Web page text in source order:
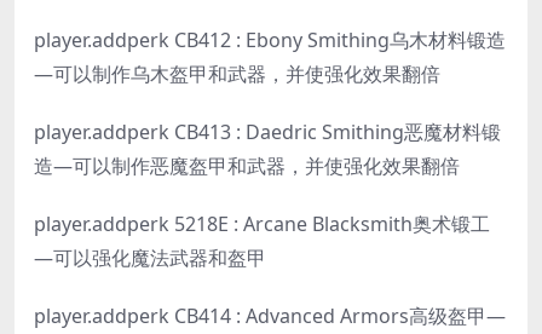
player.addperk CB412 : Ebony Smithing乌木材料锻造
—可以制作乌木盔甲和武器，并使强化效果翻倍
player.addperk CB413 : Daedric Smithing恶魔材料锻
造—可以制作恶魔盔甲和武器，并使强化效果翻倍
player.addperk 5218E : Arcane Blacksmith奥术锻工
—可以强化魔法武器和盔甲
player.addperk CB414 : Advanced Armors高级盔甲—